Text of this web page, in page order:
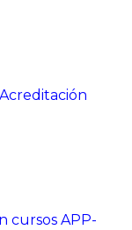
cursos APP-